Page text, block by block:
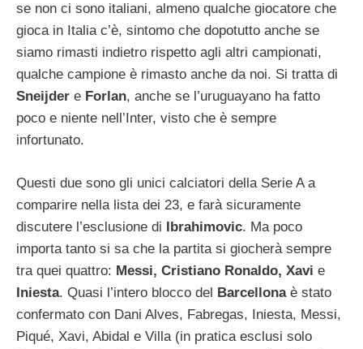
se non ci sono italiani, almeno qualche giocatore che
gioca in Italia c’è, sintomo che dopotutto anche se
siamo rimasti indietro rispetto agli altri campionati,
qualche campione è rimasto anche da noi. Si tratta di
Sneijder e Forlan, anche se l’uruguayano ha fatto
poco e niente nell’Inter, visto che è sempre
infortunato.
Questi due sono gli unici calciatori della Serie A a
comparire nella lista dei 23, e farà sicuramente
discutere l’esclusione di Ibrahimovic. Ma poco
importa tanto si sa che la partita si giocherà sempre
tra quei quattro: Messi, Cristiano Ronaldo, Xavi e
Iniesta. Quasi l’intero blocco del Barcellonaè stato
confermato con Dani Alves, Fabregas, Iniesta, Messi,
Piqué, Xavi, Abidal e Villa (in pratica esclusi solo